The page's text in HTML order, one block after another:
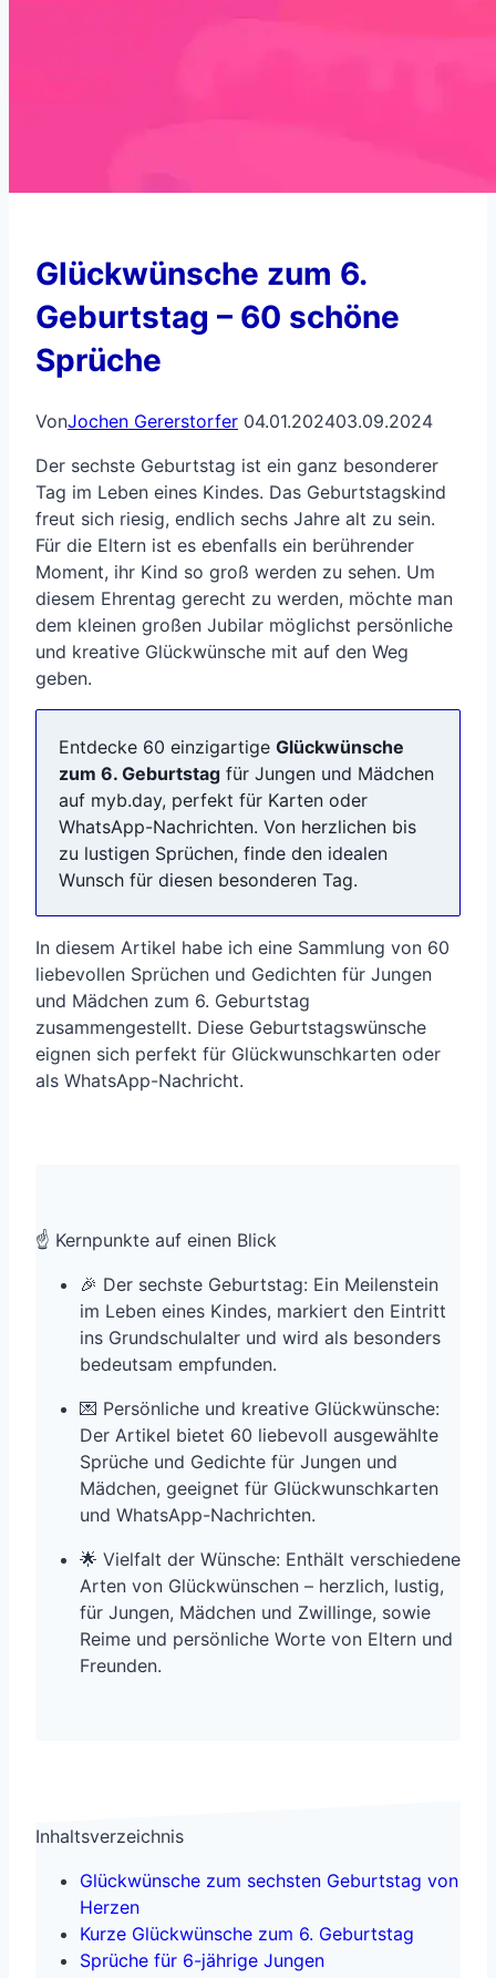
Glückwünsche zum 6.
Geburtstag – 60 schöne
Sprüche
VonJochen Gererstorfer 04.01.202403.09.2024
Der sechste Geburtstag ist ein ganz besonderer
Tag im Leben eines Kindes. Das Geburtstagskind
freut sich riesig, endlich sechs Jahre alt zu sein.
Für die Eltern ist es ebenfalls ein berührender
Moment, ihr Kind so groß werden zu sehen. Um
diesem Ehrentag gerecht zu werden, möchte man
dem kleinen großen Jubilar möglichst persönliche
und kreative Glückwünsche mit auf den Weg
geben.
Entdecke 60 einzigartige Glückwünsche
zum 6. Geburtstag für Jungen und Mädchen
auf myb.day, perfekt für Karten oder
WhatsApp-Nachrichten. Von herzlichen bis
zu lustigen Sprüchen, finde den idealen
Wunsch für diesen besonderen Tag.
In diesem Artikel habe ich eine Sammlung von 60
liebevollen Sprüchen und Gedichten für Jungen
und Mädchen zum 6. Geburtstag
zusammengestellt. Diese Geburtstagswünsche
eignen sich perfekt für Glückwunschkarten oder
als WhatsApp-Nachricht.
☝️ Kernpunkte auf einen Blick
🎉 Der sechste Geburtstag: Ein Meilenstein
im Leben eines Kindes, markiert den Eintritt
ins Grundschulalter und wird als besonders
bedeutsam empfunden.
💌 Persönliche und kreative Glückwünsche:
Der Artikel bietet 60 liebevoll ausgewählte
Sprüche und Gedichte für Jungen und
Mädchen, geeignet für Glückwunschkarten
und WhatsApp-Nachrichten.
🌟 Vielfalt der Wünsche: Enthält verschiedene
Arten von Glückwünschen – herzlich, lustig,
für Jungen, Mädchen und Zwillinge, sowie
Reime und persönliche Worte von Eltern und
Freunden.
Inhaltsverzeichnis
Glückwünsche zum sechsten Geburtstag von
Herzen
Kurze Glückwünsche zum 6. Geburtstag
Sprüche für 6-jährige Jungen